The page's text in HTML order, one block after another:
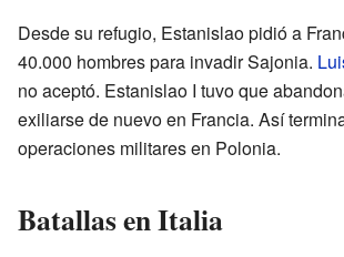
Desde su refugio, Estanislao pidió a
40.000 hombres para invadir Sajonia.
no aceptó. Estanislao I tuvo que
exiliarse de nuevo en Francia. Así
operaciones militares en Polonia.
Batallas en Italia